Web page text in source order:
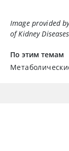
Image provided
of Kidney
По этим темам